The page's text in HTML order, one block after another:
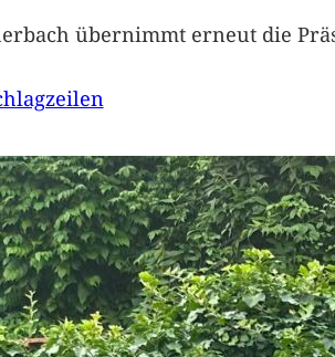
übernimmt erneut die